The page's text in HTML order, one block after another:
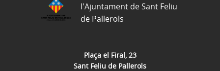
Plaça el Firal, 23
Sant Feliu de Pallerols
l'Ajuntament de Sant Feliu
de Pallerols